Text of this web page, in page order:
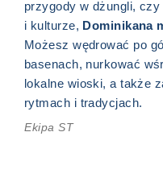
przygody w dżungli,
i kulturze, Dominikana
Możesz wędrować po
basenach, nurkować
lokalne wioski, a także
rytmach i tradycjach.
Ekipa ST